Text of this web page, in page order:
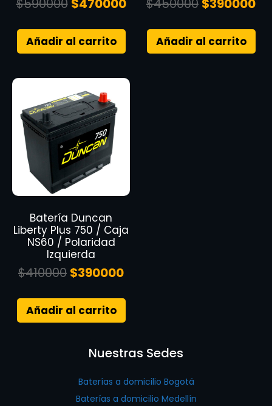
$590000 $470000
Añadir al carrito
$450000 $390000
Añadir al carrito
Batería Duncan
Liberty Plus 750 / Caja
NS60 / Polaridad
Izquierda
$410000 $390000
Añadir al carrito
Nuestras Sedes
Baterías a domicilio Bogotá
Baterías a domicilio Medellín